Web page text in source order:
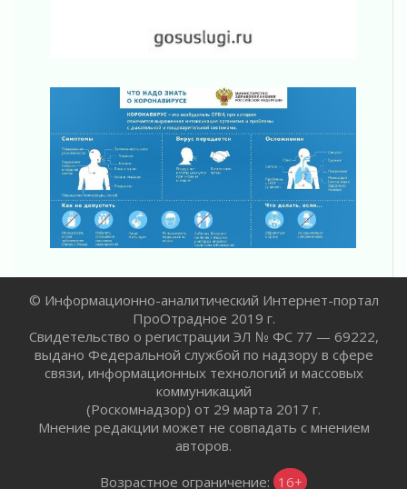
кораблик Памяти»
Новые возможности для творчества
За сухими цифрами — реальная жизнь
31 июля 2026
От инженера-создателя к волонтёрам
«Созидателям»
31 июля 2026
Генеральная репетиция векового юбилея
31 июля 2026
Открытое сердце и стремление делать добро
31 июля 2026
Давайте разберемся!
30 июля 2026
Круглую ригу в Гатчине отреставрируют в
2027 году
30 июля 2026
Путешествие к западным рубежам
Лаголовская общеобразовательная школа
© Информационно-аналитический Интернет-портал
ПроОтрадное 2019 г.
Свидетельство о регистрации ЭЛ № ФС 77 — 69222,
выдано Федеральной службой по надзору в сфере
связи, информационных технологий и массовых
коммуникаций
(Роскомнадзор) от 29 марта 2017 г.
Мнение редакции может не совпадать с мнением
авторов.
Возрастное ограничение: 16+